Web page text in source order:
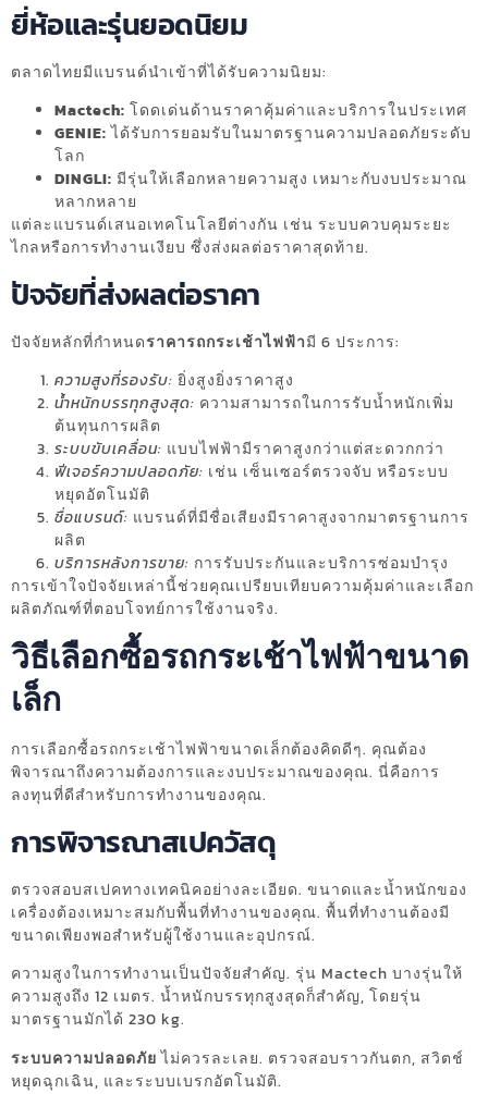
ยี่ห้อและรุ่นยอดนิยม
ตลาดไทยมีแบรนด์นำเข้าที่ได้รับความนิยม:
Mactech: โดดเด่นด้านราคาคุ้มค่าและบริการในประเทศ
GENIE:ได้รับการยอมรับในมาตรฐานความปลอดภัยระดับ
โลก
DINGLI: มีรุ่นให้เลือกหลายความสูง เหมาะกับงบประมาณ
หลากหลาย
แต่ละแบรนด์เสนอเทคโนโลยีต่างกัน เช่น ระบบควบคุมระยะ
ไกลหรือการทำงานเงียบ ซึ่งส่งผลต่อราคาสุดท้าย.
ปัจจัยที่ส่งผลต่อราคา
ปัจจัยหลักที่กำหนดราคารถกระเช้าไฟฟ้ามี 6 ประการ:
ความสูงที่รองรับ: ยิ่งสูงยิ่งราคาสูง
น้ำหนักบรรทุกสูงสุด: ความสามารถในการรับน้ำหนักเพิ่ม
ต้นทุนการผลิต
ระบบขับเคลื่อน: แบบไฟฟ้ามีราคาสูงกว่าแต่สะดวกกว่า
ฟีเจอร์ความปลอดภัย: เช่น เซ็นเซอร์ตรวจจับ หรือระบบ
หยุดอัตโนมัติ
ชื่อแบรนด์: แบรนด์ที่มีชื่อเสียงมีราคาสูงจากมาตรฐานการ
ผลิต
บริการหลังการขาย: การรับประกันและบริการซ่อมบำรุง
การเข้าใจปัจจัยเหล่านี้ช่วยคุณเปรียบเทียบความคุ้มค่าและเลือก
ผลิตภัณฑ์ที่ตอบโจทย์การใช้งานจริง.
วิธีเลือกซื้อรถกระเช้าไฟฟ้าขนาด
เล็ก
การเลือกซื้อรถกระเช้าไฟฟ้าขนาดเล็กต้องคิดดีๆ. คุณต้อง
พิจารณาถึงความต้องการและงบประมาณของคุณ. นี่คือการ
ลงทุนที่ดีสำหรับการทำงานของคุณ.
การพิจารณาสเปควัสดุ
ตรวจสอบสเปคทางเทคนิคอย่างละเอียด. ขนาดและน้ำหนักของ
เครื่องต้องเหมาะสมกับพื้นที่ทำงานของคุณ. พื้นที่ทำงานต้องมี
ขนาดเพียงพอสำหรับผู้ใช้งานและอุปกรณ์.
ความสูงในการทำงานเป็นปัจจัยสำคัญ. รุ่น Mactech บางรุ่นให้
ความสูงถึง 12 เมตร. น้ำหนักบรรทุกสูงสุดก็สำคัญ, โดยรุ่น
มาตรฐานมักได้ 230 kg.
ระบบความปลอดภัยไม่ควรละเลย. ตรวจสอบราวกันตก, สวิตช์
หยุดฉุกเฉิน, และระบบเบรกอัตโนมัติ.